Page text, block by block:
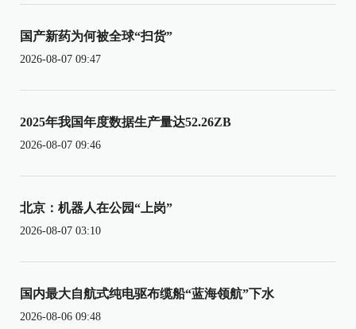
国产新药为何被全球“扫货”
2026-08-07 09:47
2025年我国年度数据生产量达52.26ZB
2026-08-07 09:46
北京：机器人在公园“上岗”
2026-08-07 03:10
国内最大自航式纯电驱布缆船“蓝海领航”下水
2026-08-06 09:48